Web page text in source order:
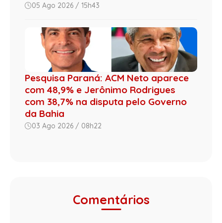
05 Ago 2026 / 15h43
Pesquisa Paraná: ACM Neto aparece
com 48,9% e Jerônimo Rodrigues
com 38,7% na disputa pelo Governo
da Bahia
03 Ago 2026 / 08h22
Comentários